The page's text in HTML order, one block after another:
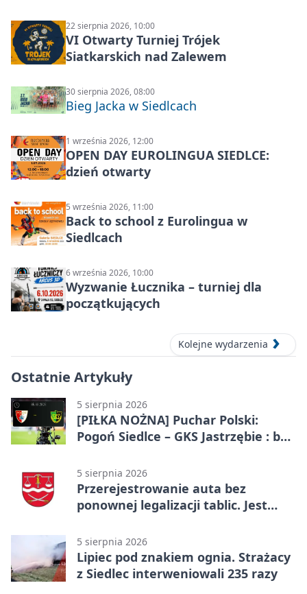
22 sierpnia 2026, 10:00
VI Otwarty Turniej Trójek
Siatkarskich nad Zalewem
30 sierpnia 2026, 08:00
Bieg Jacka w Siedlcach
1 września 2026, 12:00
OPEN DAY EUROLINGUA SIEDLCE:
dzień otwarty
5 września 2026, 11:00
Back to school z Eurolingua w
Siedlcach
6 września 2026, 10:00
Wyzwanie Łucznika – turniej dla
początkujących
Kolejne wydarzenia
Ostatnie Artykuły
5 sierpnia 2026
[PIŁKA NOŻNA] Puchar Polski:
Pogoń Siedlce – GKS Jastrzębie : bez
5 sierpnia 2026
Przerejestrowanie auta bez
ponownej legalizacji tablic. Jest
5 sierpnia 2026
Lipiec pod znakiem ognia. Strażacy
z Siedlec interweniowali 235 razy